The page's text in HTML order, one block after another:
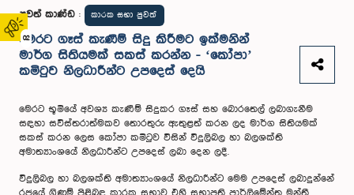
02
පුවත් කාණ්ඩ : කාරක සභා පුවත්
මෙරට ගෑස් කැණීම් සිදු කිරීමට ඉක්මනින්
මාර්ග සිතියමක් සකස් කරන්න - ‘කෝපා’
කමිටුව නිලධාරීන්ට උපදෙස් දෙයි
මෙරට භූමියේ අවශ්‍ය කැණීම් සිදුකර ගෑස් සහ බොරතෙල් ලබාගැනීම
සඳහා සවිස්තරාත්මකව තොරතුරු ඇතුළත් කරන ලද මාර්ග සිතියමක්
සකස් කරන ලෙස කෝපා කමිටුව විසින් විදුලිබල හා බලශක්ති
අමාත්‍යාංශයේ නිලධාරීන්ට උපදෙස් ලබා දෙන ලදී.
විදුලිබල හා බලශක්ති අමාත්‍යාංශයේ නිලධාරීන්ට මෙම උපදෙස් ලබාදුන්නේ